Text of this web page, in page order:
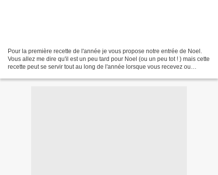
Pour la première recette de l'année je vous propose notre entrée de Noel.
Vous allez me dire qu'il est un peu tard pour Noel (ou un peu tot ! ) mais cette
recette peut se servir tout au long de l'année lorsque vous recevez ou